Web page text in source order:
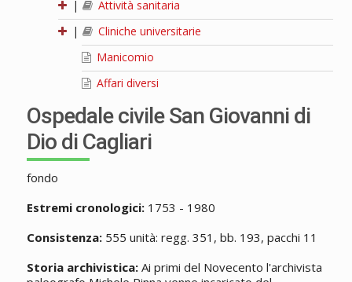
|
Attività sanitaria
|
Cliniche universitarie
Manicomio
Affari diversi
Ospedale civile San Giovanni di
Dio di Cagliari
fondo
Estremi cronologici:1753 - 1980
Consistenza:555 unità: regg. 351, bb. 193, pacchi 11
Storia archivistica:Ai primi del Novecento l'archivista